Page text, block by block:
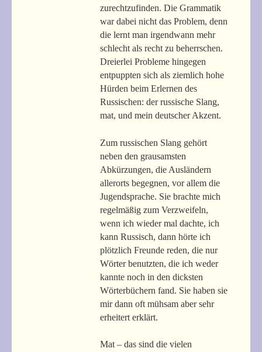
zurechtzufinden. Die Grammatik
war dabei nicht das Problem, denn
die lernt man irgendwann mehr
schlecht als recht zu beherrschen.
Dreierlei Probleme hingegen
entpuppten sich als ziemlich hohe
Hürden beim Erlernen des
Russischen: der russische Slang,
mat, und mein deutscher Akzent.
Zum russischen Slang gehört
neben den grausamsten
Abkürzungen, die Ausländern
allerorts begegnen, vor allem die
Jugendsprache. Sie brachte mich
regelmäßig zum Verzweifeln,
wenn ich wieder mal dachte, ich
kann Russisch, dann hörte ich
plötzlich Freunde reden, die nur
Wörter benutzten, die ich weder
kannte noch in den dicksten
Wörterbüchern fand. Sie haben sie
mir dann oft mühsam aber sehr
erheitert erklärt.
Mat – das sind die vielen